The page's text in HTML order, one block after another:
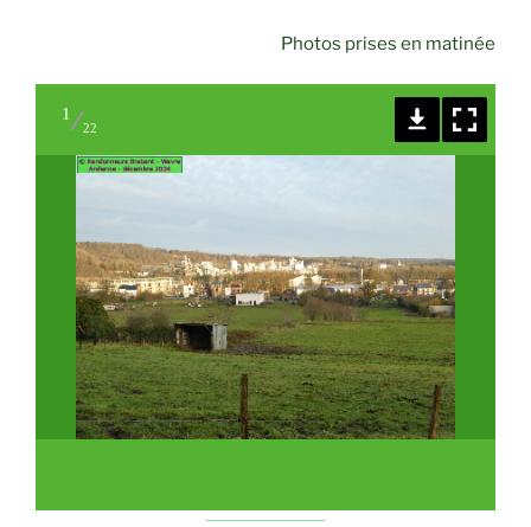
Photos prises en matinée
1
22